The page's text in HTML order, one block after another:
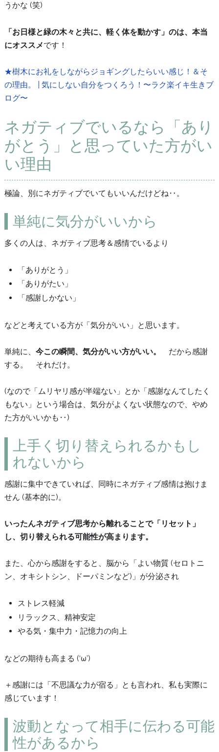
うかな (笑)
「お日様と緑の木々と共に、軽く体を動かす」のは、本当
にオススメです！
★樹木にお礼をしながらジョギングしたらいい感じ！＆そ
の理由。 | 気にしない自分をつくろう！〜ラク楽イキ生きブ
ログ〜
ネガティブでいるなら「あり
がとう」と思っていた方がい
い理由
極論、別にネガティブでいてもいいんだけどね‥。
単純に気分がいいから
多くの人は、ネガティブ思考＆感情でいるより
「ありがとう」
「ありがたい」
「感謝しかない」
などと考えている方が「気分がいい」と思います。
単純に、 今この瞬間、気分がいい方がいい。
だから感謝
する。 それだけ。
(なので「ムリヤリ感が半端ない」とか「感謝なんてしたく
もない」という場合は、気分がよくない状態なので、やめ
た方がいいかも‥)
上手く切り替えられるかもし
れないから
感謝に集中できていれば、同時にネガティブ感情は抱けま
せん (基本的に)。
いったんネガティブ思考から離れることで「リセット」
し、切り替えられる可能性が高まります。
また、心から感謝をすると、脳から「よい物質 (セロトニ
ン、オキシトシン、ドーパミンなど)」が分泌され
ストレス軽減
リラックス、精神安定
やる気・集中力・記憶力の向上
などの期待も高まる (‘ω’)
＋感謝には「不思議な力が宿る」とも言われ、私も実際に
感じています！
波動となって相手に伝わる可能
性があるから